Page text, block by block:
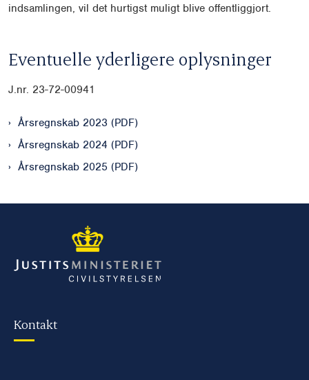
indsamlingen, vil det hurtigst muligt blive offentliggjort.
Eventuelle yderligere oplysninger
J.nr. 23-72-00941
Årsregnskab 2023 (PDF)
Årsregnskab 2024 (PDF)
Årsregnskab 2025 (PDF)
Kontakt